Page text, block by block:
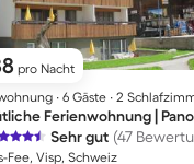
pro Nacht
∙ 6 Gäste ∙ 2
Sehr gut (47
Fee, Visp, Schweiz